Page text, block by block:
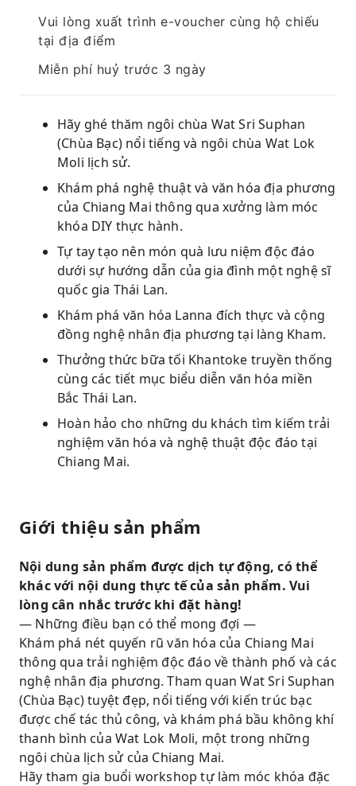
Vui lòng xuất trình e-voucher cùng hộ chiếu
tại địa điểm
Miễn phí huỷ trước 3 ngày
Hãy ghé thăm ngôi chùa Wat Sri Suphan
(Chùa Bạc) nổi tiếng và ngôi chùa Wat Lok
Moli lịch sử.
Khám phá nghệ thuật và văn hóa địa phương
của Chiang Mai thông qua xưởng làm móc
khóa DIY thực hành.
Tự tay tạo nên món quà lưu niệm độc đáo
dưới sự hướng dẫn của gia đình một nghệ sĩ
quốc gia Thái Lan.
Khám phá văn hóa Lanna đích thực và cộng
đồng nghệ nhân địa phương tại làng Kham.
Thưởng thức bữa tối Khantoke truyền thống
cùng các tiết mục biểu diễn văn hóa miền
Bắc Thái Lan.
Hoàn hảo cho những du khách tìm kiếm trải
nghiệm văn hóa và nghệ thuật độc đáo tại
Chiang Mai.
Giới thiệu sản phẩm
Nội dung sản phẩm được dịch tự động, có thể
khác với nội dung thực tế của sản phẩm. Vui
lòng cân nhắc trước khi đặt hàng!
— Những điều bạn có thể mong đợi —
Khám phá nét quyến rũ văn hóa của Chiang Mai
thông qua trải nghiệm độc đáo về thành phố và các
nghệ nhân địa phương. Tham quan Wat Sri Suphan
(Chùa Bạc) tuyệt đẹp, nổi tiếng với kiến ​​trúc bạc
được chế tác thủ công, và khám phá bầu không khí
thanh bình của Wat Lok Moli, một trong những
ngôi chùa lịch sử của Chiang Mai.
Hãy tham gia buổi workshop tự làm móc khóa đặc